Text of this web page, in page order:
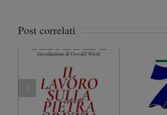
Post correlati
Massoneria a Palermo.
AgenParl intervista il
Fratello Nicola Pàntano